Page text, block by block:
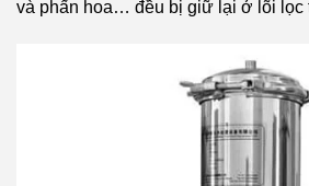
và phấn hoa… đều bị giữ lại ở lõi lọc